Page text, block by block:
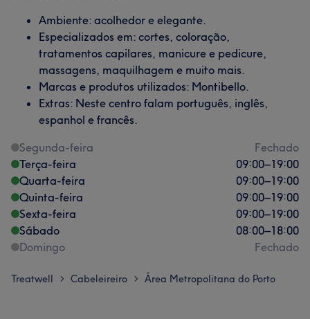
Ambiente: acolhedor e elegante.
Especializados em: cortes, coloração,
tratamentos capilares, manicure e pedicure,
massagens, maquilhagem e muito mais.
Marcas e produtos utilizados: Montibello.
Extras: Neste centro falam português, inglês,
espanhol e francês.
Segunda-feira
Fechado
Terça-feira
09:00–19:00
Quarta-feira
09:00–19:00
Quinta-feira
09:00–19:00
Sexta-feira
09:00–19:00
Sábado
08:00–18:00
Domingo
Fechado
Treatwell > Cabeleireiro > Área Metropolitana do Porto